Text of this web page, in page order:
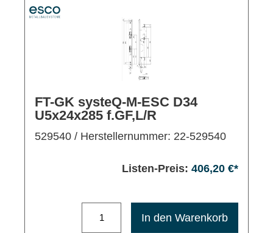
FT-GK systeQ-M-ESC D34
U5x24x285 f.GF,L/R
529540 / Herstellernummer: 22-529540
Listen-Preis: 406,20 €*
In den Warenkorb